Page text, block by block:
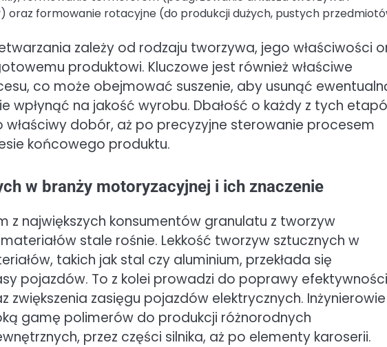
oraz formowanie rotacyjne (do produkcji dużych, pustych
zależy od rodzaju tworzywa, jego właściwości
produktowi. Kluczowe jest również właściwe
co może obejmować suszenie, aby usunąć
wpłynąć na jakość wyrobu. Dbałość o każdy z tych
dobór, aż po precyzyjne sterowanie procesem
końcowego produktu.
w branży motoryzacyjnej i ich znaczenie
z największych konsumentów granulatu z tworzyw
stale rośnie. Lekkość tworzyw sztucznych w
takich jak stal czy aluminium, przekłada się
pojazdów. To z kolei prowadzi do poprawy efektywności
zwiększenia zasięgu pojazdów elektrycznych. Inżynierowie
gamę polimerów do produkcji różnorodnych
przez części silnika, aż po elementy karoserii.